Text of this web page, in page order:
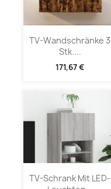
TV-Wandschränke 3
Stk....
171,67 €
TV-Schrank Mit LED-